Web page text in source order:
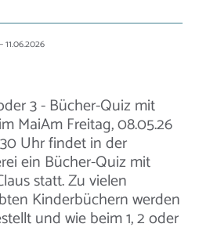
11.06.2026
3 - Bücher-Quiz mit
MaiAm Freitag, 08.05.26
Uhr findet in der
ein Bücher-Quiz mit
statt. Zu vielen
Kinderbüchern werden
und wie beim 1, 2 oder